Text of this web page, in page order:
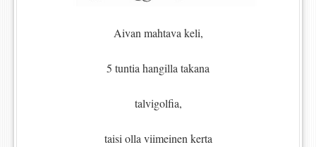
Aivan mahtava keli,
5 tuntia hangilla takana
talvigolfia,
taisi olla viimeinen kerta